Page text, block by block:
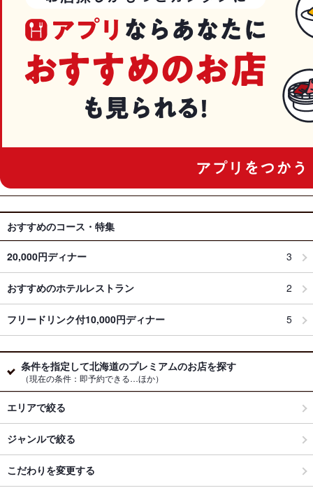
おすすめのコース・特集
20,000円ディナー 3
おすすめのホテルレストラン 2
フリードリンク付10,000円ディナー 5
条件を指定して北海道のプレミアムのお店を探す
（現在の条件：即予約できる…ほか）
エリアで絞る
ジャンルで絞る
こだわりを変更する